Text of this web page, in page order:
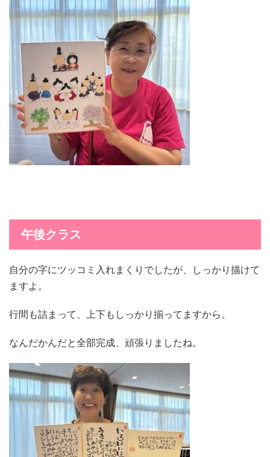
午後クラス
自分の字にツッコミ入れまくりでしたが、しっかり描けて
ますよ。
行間も詰まって、上下もしっかり揃ってますから。
なんだかんだと全部完成、頑張りましたね。